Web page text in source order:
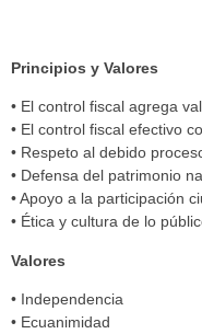
Principios y Valores
• El control fiscal agrega
• El control fiscal efectivo
• Respeto al debido
• Defensa del patrimonio
• Apoyo a la participación
• Ética y cultura de lo
Valores
• Independencia
• Ecuanimidad